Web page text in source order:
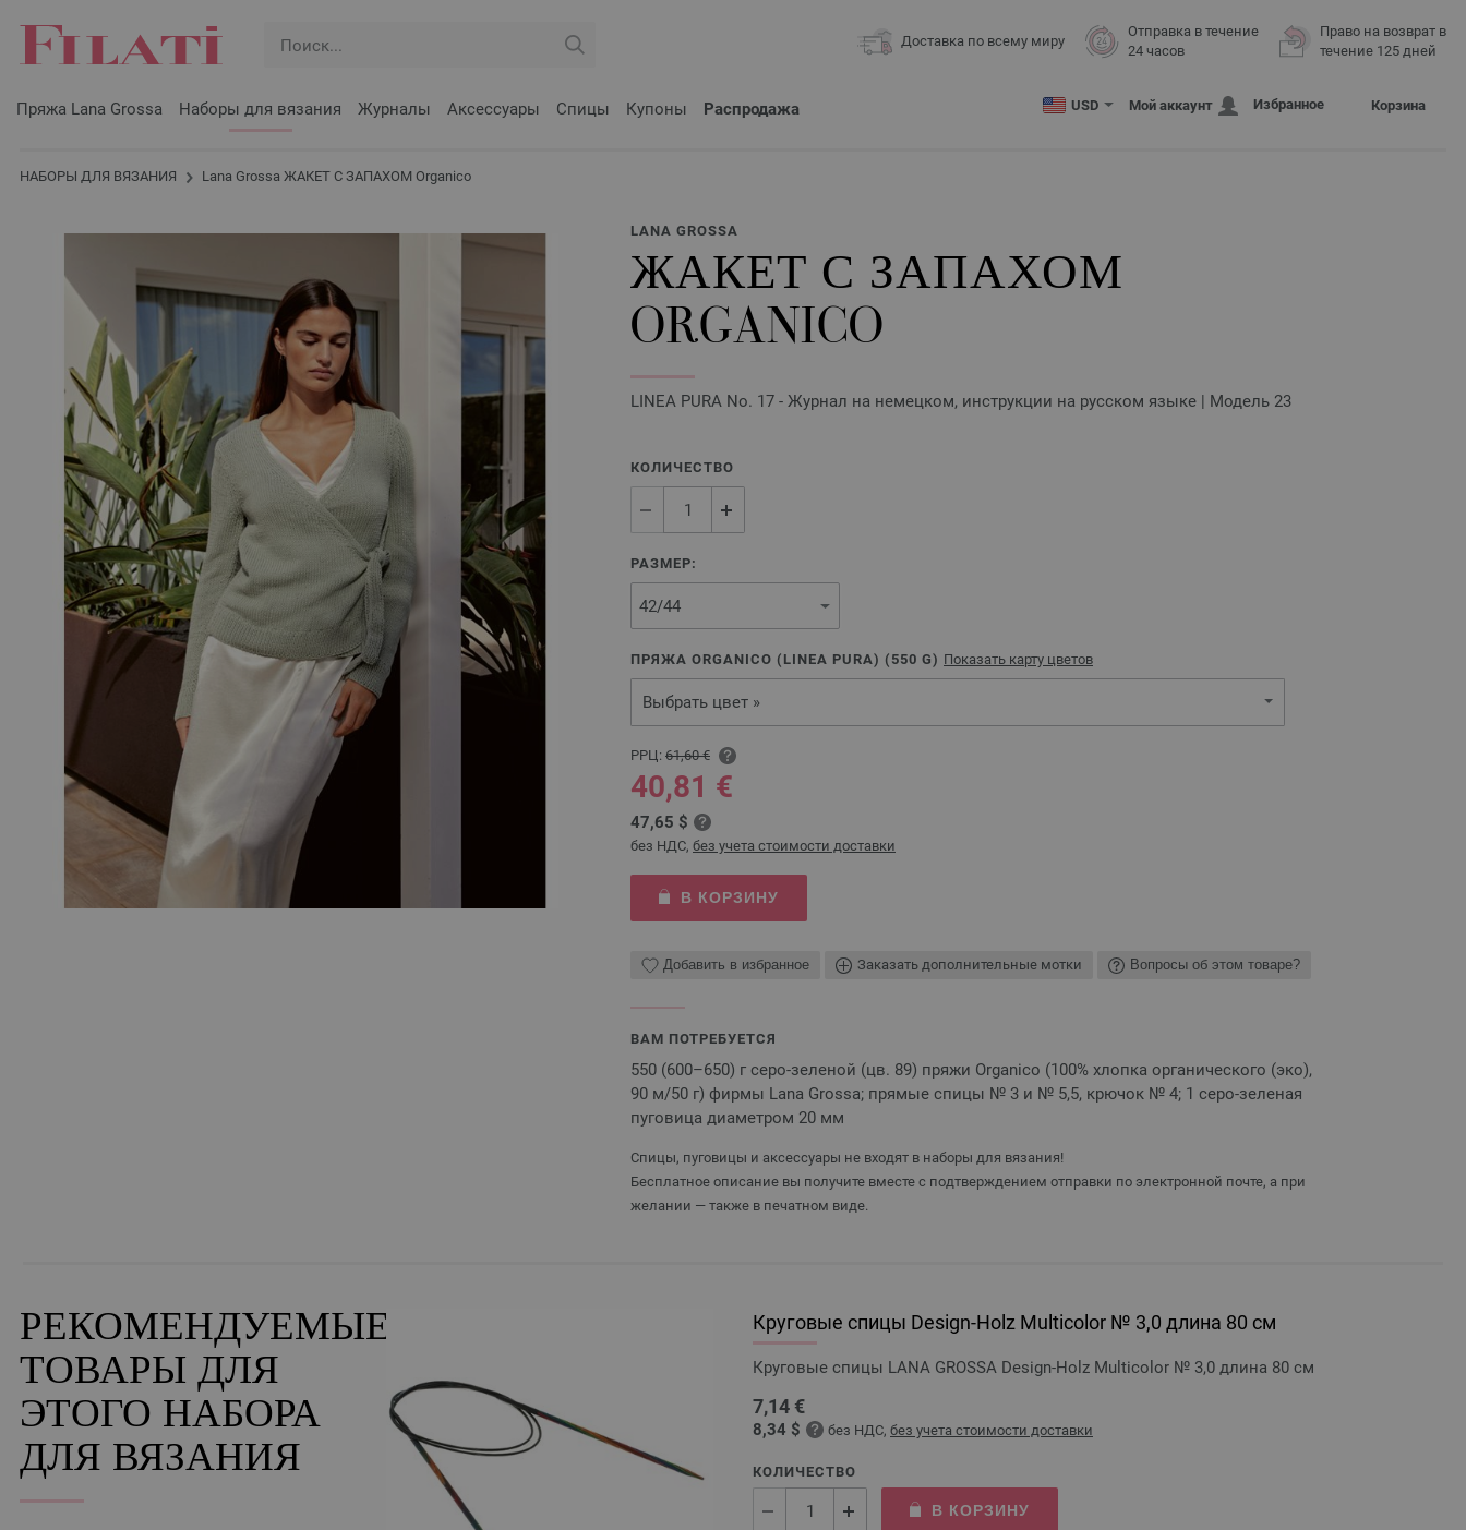
Доставка по всему миру
Отправка в течение
24 часов
Право на возврат в
течение 125 дней
Пряжа Lana Grossa Наборы для вязания Журналы Аксессуары Спицы Купоны Распродажа USD Мой аккаунт Избранное Корзина
НАБОРЫ ДЛЯ ВЯЗАНИЯ Lana Grossa ЖАКЕТ С ЗАПАХОМ Organico
LANA GROSSA
ЖАКЕТ С ЗАПАХОМ
ORGANICO
LINEA PURA No. 17 - Журнал на немецком, инструкции на русском языке | Модель 23
КОЛИЧЕСТВО
РАЗМЕР:
ПРЯЖА ORGANICO (LINEA PURA) ( 550 G) Показать карту цветов
Выбрать цвет »
РРЦ: 61,60 €
40,81 €
47,65 $
без НДС, без учета стоимости доставки
В КОРЗИНУ
Добавить в избранное Заказать дополнительные мотки Вопросы об этом товаре?
ВАМ ПОТРЕБУЕТСЯ
550 (600–650) г серо-зеленой (цв. 89) пряжи Organico (100% хлопка органического (эко),
90 м/50 г) фирмы Lana Grossa; прямые спицы № 3 и № 5,5, крючок № 4; 1 серо-зеленая
пуговица диаметром 20 мм
Спицы, пуговицы и аксессуары не входят в наборы для вязания!
Бесплатное описание вы получите вместе с подтверждением отправки по электронной почте, а при
желании — также в печатном виде.
РЕКОМЕНДУЕМЫЕ
ТОВАРЫ ДЛЯ
ЭТОГО НАБОРА
ДЛЯ ВЯЗАНИЯ
Круговые спицы Design-Holz Multicolor № 3,0 длина 80 см
Круговые спицы LANA GROSSA Design-Holz Multicolor № 3,0 длина 80 см
7,14 €
8,34 $ без НДС, без учета стоимости доставки
КОЛИЧЕСТВО
В КОРЗИНУ